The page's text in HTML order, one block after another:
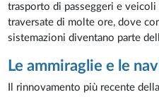
trasporto di passeggeri e veicoli
traversate di molte ore, dove
sistemazioni diventano parte
Le ammiraglie e le
Il rinnovamento più recente